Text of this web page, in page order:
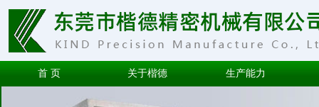
首 页 关于楷德 生产能力